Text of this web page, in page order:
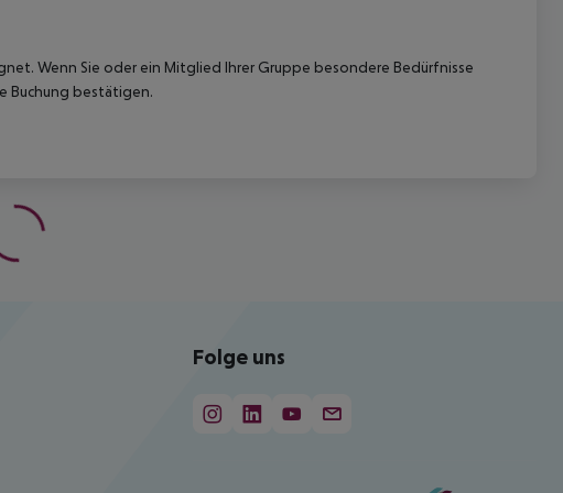
Wenn Sie oder ein Mitglied Ihrer Gruppe besondere Bedürfnisse
Buchung bestätigen.
Folge uns